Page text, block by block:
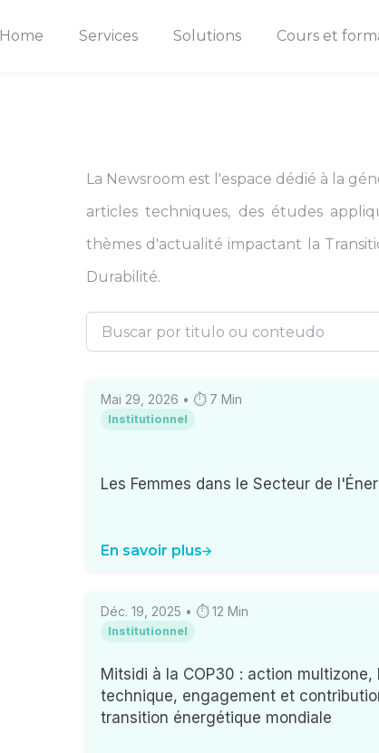
Home Services Solutions Cours et
La Newsroom est l'espace dédié à la
articles techniques, des études
thèmes d'actualité impactant la
Durabilité.
Mai 29, 2026 • ⏱ 7 Min
Institutionnel
Les Femmes dans le Secteur de
En savoir plus
Déc. 19, 2025 • ⏱12 Min
Institutionnel
Mitsidi à la COP30 : action multizone,
technique, engagement et
transition énergétique mondiale